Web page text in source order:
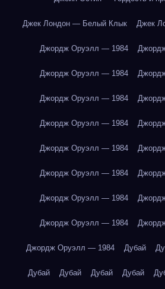
Джек Лондон — Белый Клык Джек
Джордж Оруэлл — 1984
Джордж Оруэлл — 1984
Джордж Оруэлл — 1984
Джордж Оруэлл — 1984
Джордж Оруэлл — 1984
Джордж Оруэлл — 1984
Джордж Оруэлл — 1984
Джордж Оруэлл — 1984
Джордж Оруэлл — 1984 Дубай
Дубай Дубай Дубай Дубай